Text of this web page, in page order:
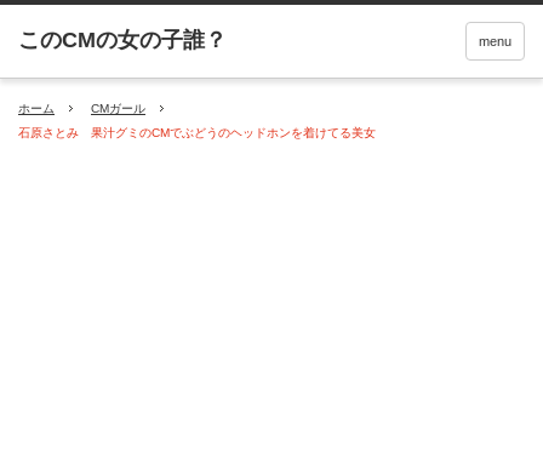
menu
ホーム
CMガール
石原さとみ 果汁グミのCMでぶどうのヘッドホンを着けてる美女